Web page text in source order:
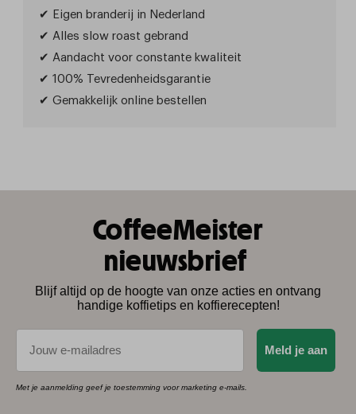
✔ Eigen branderij in Nederland
✔ Alles slow roast gebrand
✔ Aandacht voor constante kwaliteit
✔ 100% Tevredenheidsgarantie
✔ Gemakkelijk online bestellen
CoffeeMeister
nieuwsbrief
Blijf altijd op de hoogte van onze acties en ontvang
handige koffietips en koffierecepten!
E-mail
Meld je aan
Met je aanmelding geef je toestemming voor marketing e-mails.